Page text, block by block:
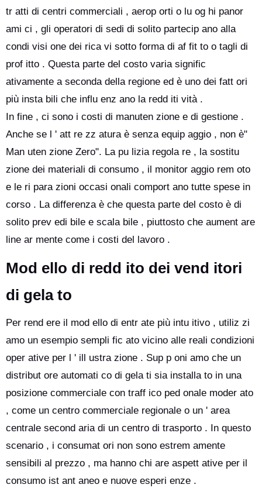
tr atti di centri commerciali , aerop orti o lu og hi panor
ami ci , gli operatori di sedi di solito partecip ano alla
condi visi one dei rica vi sotto forma di af fit to o tagli di
prof itto . Questa parte del costo varia signific
ativamente a seconda della regione ed è uno dei fatt ori
più insta bili che influ enz ano la redd iti vità .
In fine , ci sono i costi di manuten zione e di gestione .
Anche se l ' att re zz atura è senza equip aggio , non è"
Man uten zione Zero". La pu lizia regola re , la sostitu
zione dei materiali di consumo , il monitor aggio rem oto
e le ri para zioni occasi onali comport ano tutte spese in
corso . La differenza è che questa parte del costo è di
solito prev edi bile e scala bile , piuttosto che aument are
line ar mente come i costi del lavoro .
Mod ello di redd ito dei vend itori
di gela to
Per rend ere il mod ello di entr ate più intu itivo , utiliz zi
amo un esempio sempli fic ato vicino alle reali condizioni
oper ative per l ' ill ustra zione . Sup p oni amo che un
distribut ore automati co di gela ti sia installa to in una
posizione commerciale con traff ico ped onale moder ato
, come un centro commerciale regionale o un ' area
centrale second aria di un centro di trasporto . In questo
scenario , i consumat ori non sono estrem amente
sensibili al prezzo , ma hanno chi are aspett ative per il
consumo ist ant aneo e nuove esperi enze .